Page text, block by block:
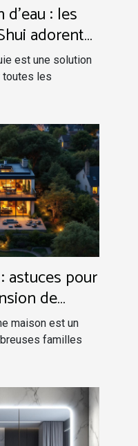
: les
adorent
est une solution
toutes les
astuces pour
de
maison est un
familles